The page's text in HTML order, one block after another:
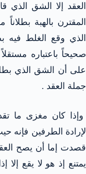
العقد إلا الشق
المقترن بالهبة
الذي وقع الغلط فيه
صحيحاً باعتباره
على أن الشق الذي
جملة العقد .
وإذا كان مغزى ما
لإرادة الطرفين فإنه
قصدت إما أن يصح
يمتنع إذ هو لا يقع إلا